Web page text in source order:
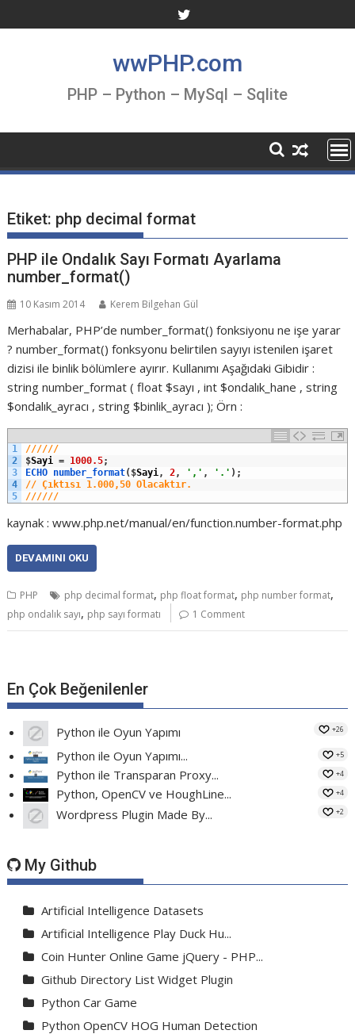
to
wwPHP.com
PHP – Python – MySql – Sqlite
Etiket: php decimal format
PHP ile Ondalık Sayı Formatı Ayarlama
number_format()
10 Kasım 2014 Kerem Bilgehan Gül
Merhabalar, PHP’de number_format() fonksiyonu ne işe yarar
? number_format() fonksyonu belirtilen sayıyı istenilen işaret
dizisi ile binlik bölümlere ayırır. Kullanımı Aşağıdaki Gibidir :
string number_format ( float $sayı , int $ondalık_hane , string
$ondalık_ayracı , string $binlik_ayracı ); Örn :
1
2
3
4
5
//////
$Sayi = 1000.5;
ECHO number_format( $Sayi, 2, ',' , '.' ) ;
// Çıktısı 1.000,50 Olacaktır.
//////
kaynak : www.php.net/manual/en/function.number-format.php
DEVAMINI OKU
PHP php decimal format, php float format, php number format,
php ondalık sayı, php sayı formatı 1 Comment
En Çok Beğenilenler
Python ile Oyun Yapımı +26
Python ile Oyun Yapımı... +5
Python ile Transparan Proxy... +4
Python, OpenCV ve HoughLine... +4
Wordpress Plugin Made By... +2
My Github
Artificial Intelligence Datasets
Artificial Intelligence Play Duck Hu...
Coin Hunter Online Game jQuery - PHP...
Github Directory List Widget Plugin
Python Car Game
Python OpenCV HOG Human Detection